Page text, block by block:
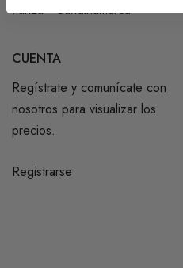
Funza - Cundinamarca
CUENTA
Regístrate y comunícate con
nosotros para visualizar los
precios.
Registrarse